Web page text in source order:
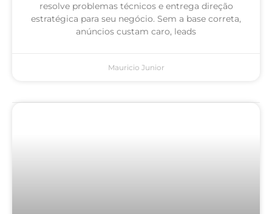
resolve problemas técnicos e entrega direção
estratégica para seu negócio. Sem a base correta,
anúncios custam caro, leads
Mauricio Junior